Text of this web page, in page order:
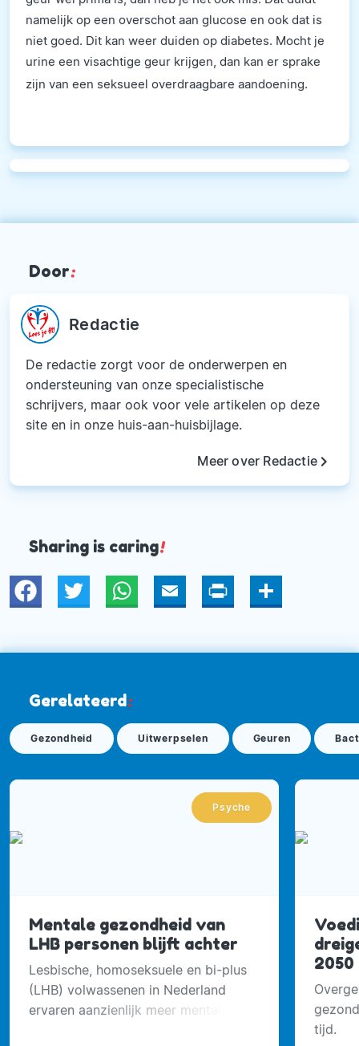
namelijk op een overschot aan glucose en ook dat is
niet goed. Dit kan weer duiden op diabetes. Mocht je
urine een visachtige geur krijgen, dan kan er sprake
zijn van een seksueel overdraagbare aandoening.
Door:
Redactie
De redactie zorgt voor de onderwerpen en
ondersteuning van onze specialistische
schrijvers, maar ook voor vele artikelen op deze
site en in onze huis-aan-huisbijlage.
Meer over Redactiekeyboard_arrow_right
Sharing is caring!
Twitter WhatsAppEmail Print Deel
Gerelateerd:
Gezondheid Uitwerpselen Geuren
Psyche
Mentale gezondheid van
LHB personen blijft achter
Lesbische, homoseksuele en bi-plus
(LHB) volwassenen in Nederland
ervaren aanzienlijk meer mentale
2050
tijd.